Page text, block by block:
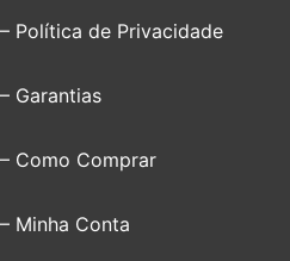
– Política de Privacidade
– Garantias
– Como Comprar
– Minha Conta